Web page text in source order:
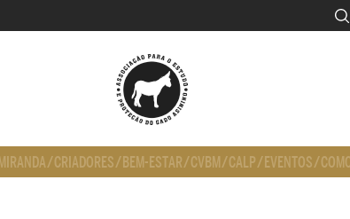
/CRIADORES/ BEM-ESTAR/CVBM/CALP/ EVENTOS/